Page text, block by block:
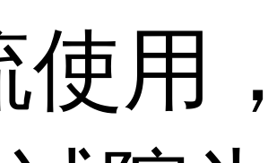
使用